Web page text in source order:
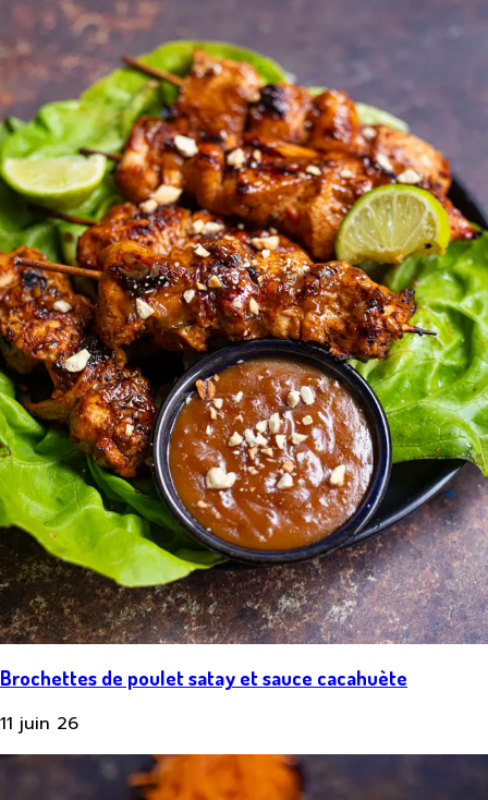
Brochettes de poulet satay et sauce cacahuète
11 juin 26